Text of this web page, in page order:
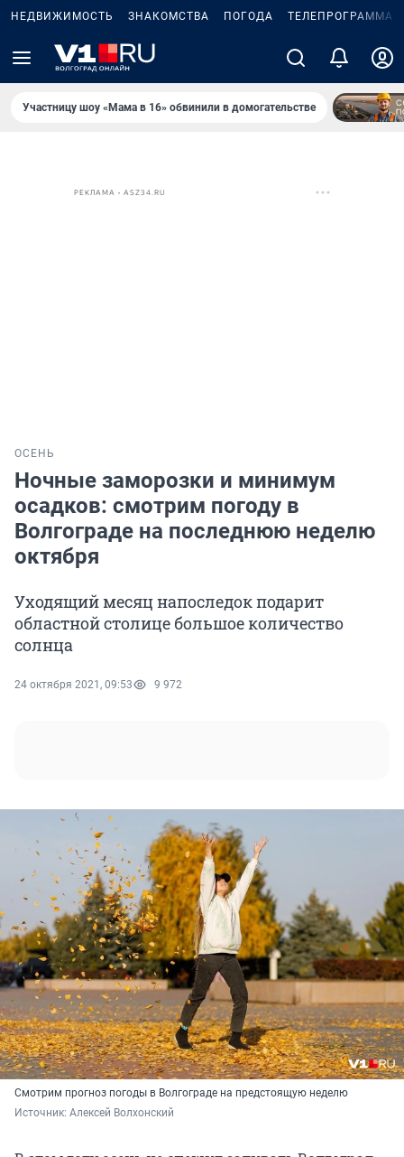
НЕДВИЖИМОСТЬ ЗНАКОМСТВА ПОГОДА ТЕЛЕПРОГРАММА
Участницу шоу «Мама в 16» обвинили в домогательстве
РЕКЛАМА • ASZ34.RU
ОСЕНЬ
Ночные заморозки и минимум
осадков: смотрим погоду в
Волгограде на последнюю неделю
октября
Уходящий месяц напоследок подарит
областной столице большое количество
солнца
24 октября 2021, 09:53 9 972
Смотрим прогноз погоды в Волгограде на предстоящую неделю
Источник: Алексей Волхонский